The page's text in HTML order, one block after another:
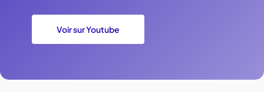
Voir sur Youtube